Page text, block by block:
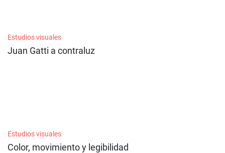
Estudios visuales
Juan Gatti a contraluz
Estudios visuales
Color, movimiento y legibilidad